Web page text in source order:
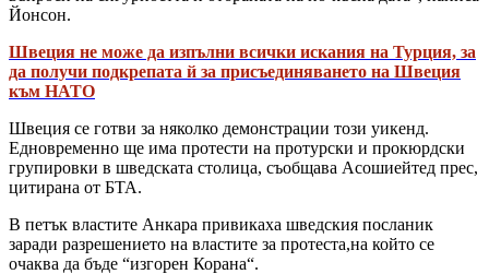
Йонсон.
Швеция не може да изпълни всички искания на Турция, за
да получи подкрепата й за присъединяването на Швеция
към НАТО
Швеция се готви за няколко демонстрации този уикенд.
Едновременно ще има протести на протурски и прокюрдски
групировки в шведската столица, съобщава Асошиейтед прес,
цитирана от БТА.
В петък властите Анкара привикаха шведския посланик
заради разрешението на властите за протеста,на който се
очаква да бъде “изгорен Корана“.